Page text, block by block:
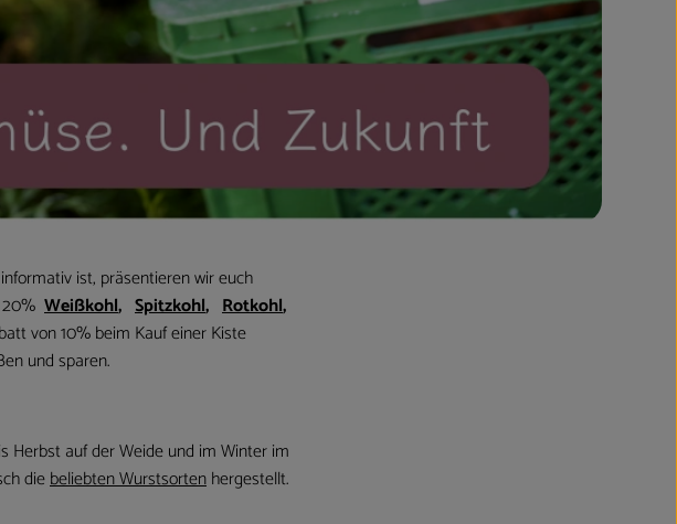
ist, präsentieren wir euch
Weißkohl, Spitzkohl, Rotkohl,
von 10% beim Kauf einer Kiste
und sparen.
Herbst auf der Weide und im Winter im
diebeliebten Wurstsortenhergestellt.